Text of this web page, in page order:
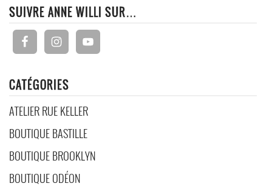
SUIVRE ANNE WILLI SUR…
CATÉGORIES
ATELIER RUE KELLER
BOUTIQUE BASTILLE
BOUTIQUE BROOKLYN
BOUTIQUE ODÉON